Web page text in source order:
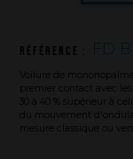
Référence : FD
Voilure de
premier contact avec
30 à 40 % supérieur à
du mouvement
mesure classique ou